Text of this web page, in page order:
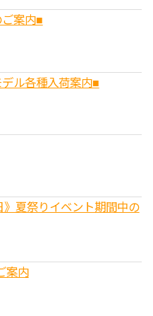
案内■
ル各種入荷案内■
夏祭りイベント期間中の
案内